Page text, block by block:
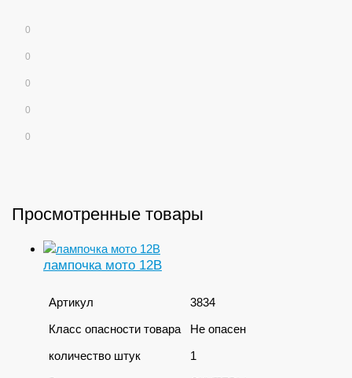
0
0
0
0
0
Просмотренные товары
лампочка мото 12В
Артикул
3834
Класс опасности товара
Не опасен
количество штук
1